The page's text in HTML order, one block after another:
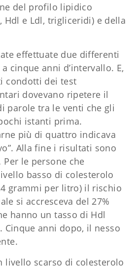
del profilo lipidico
Hdl e Ldl, trigliceridi) e della
effettuate due differenti
cinque anni d’intervallo. E,
condotti dei test
dovevano ripetere il
parole tra le venti che gli
istanti prima.
più di quattro indicava
Alla fine i risultati sono
le persone che
basso di colesterolo
grammi per litro) il rischio
si accresceva del 27%
hanno un tasso di Hdl
Cinque anni dopo, il nesso
livello scarso di colesterolo